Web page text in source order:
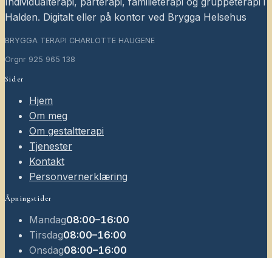
Halden. Digitalt eller på kontor ved Brygga Helsehus
BRYGGA TERAPI CHARLOTTE HAUGENE
Orgnr 925 965 138
Sider
Hjem
Om meg
Om gestaltterapi
Tjenester
Kontakt
Personvernerklæring
Åpningstider
Mandag08:00–16:00
Tirsdag08:00–16:00
Onsdag08:00–16:00